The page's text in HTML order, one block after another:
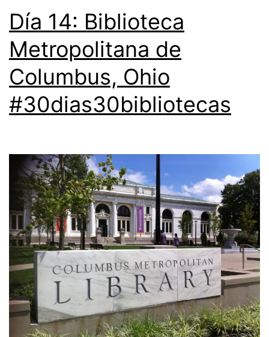
Día 14: Biblioteca
Metropolitana de
Columbus, Ohio
#30dias30bibliotecas